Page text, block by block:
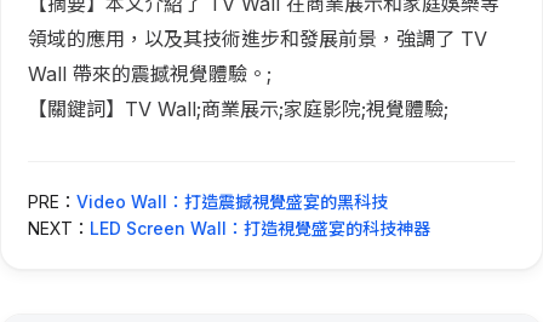
領域的應用，以及其技術進步和發展前景，強調了 TV
Wall 帶來的震撼視覺體驗。;
【關鍵詞】TV Wall;商業展示;家庭影院;視覺體驗;
PRE： Video Wall：打造震撼視覺盛宴的黑科技
NEXT： LED Screen Wall：打造視覺盛宴的科技神器